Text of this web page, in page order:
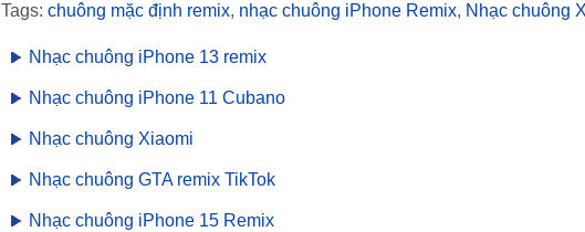
Tags: chuông mặc định remix, nhạc chuông iPhone Remix, Nhạc chuông
Nhạc chuông iPhone 13 remix
Nhạc chuông iPhone 11 Cubano
Nhạc chuông Xiaomi
Nhạc chuông GTA remix TikTok
Nhạc chuông iPhone 15 Remix